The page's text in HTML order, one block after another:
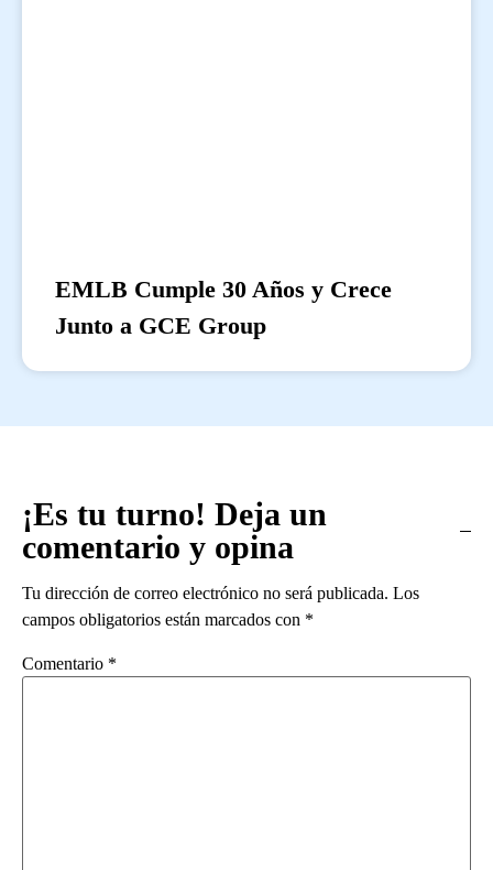
EMLB Cumple 30 Años y Crece
Junto a GCE Group
¡Es tu turno! Deja un
comentario y opina
Tu dirección de correo electrónico no será publicada. Los
campos obligatorios están marcados con *
Comentario *